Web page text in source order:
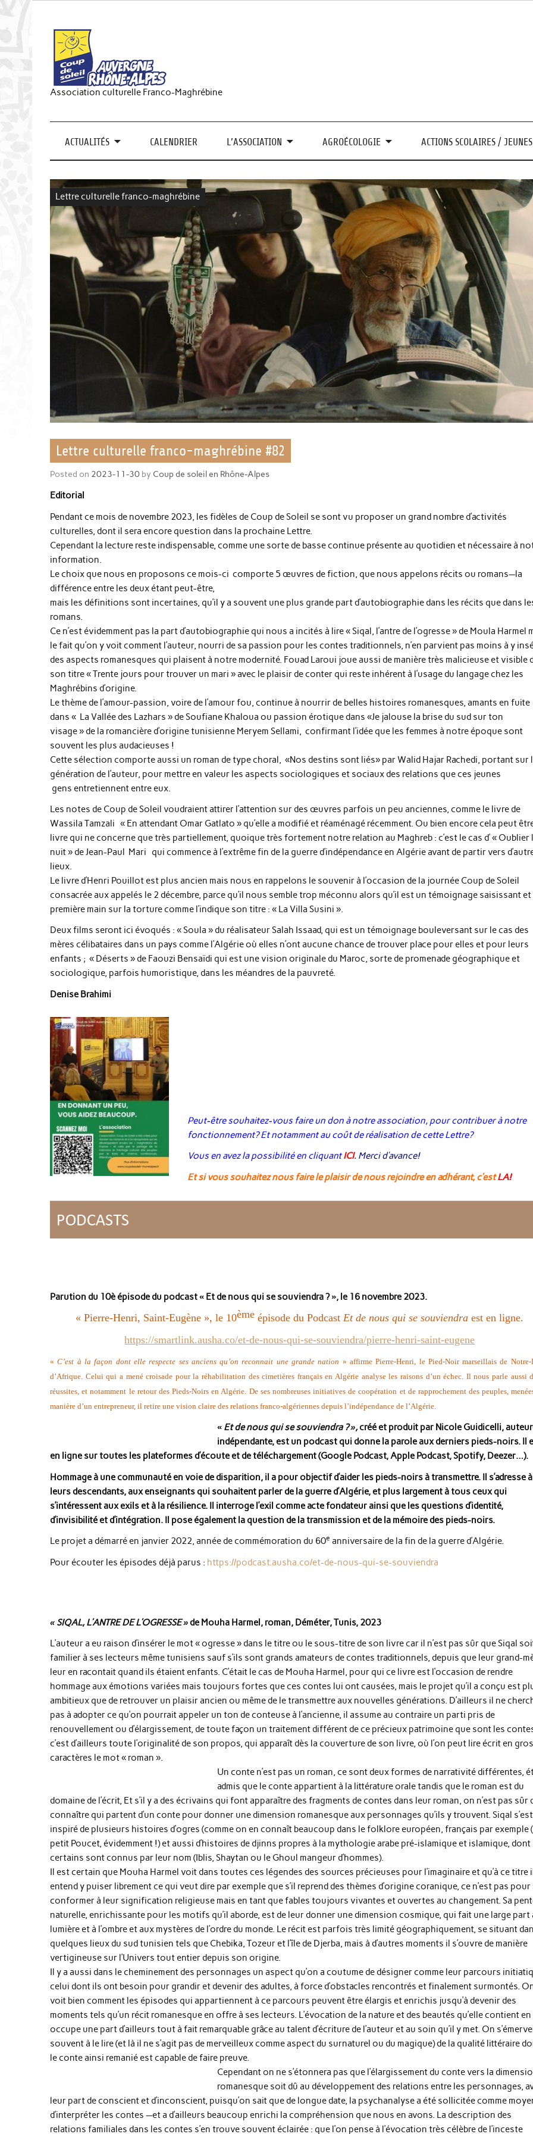
Association culturelle Franco-Maghrébine
ACTUALITÉS CALENDRIER L’ASSOCIATION AGROÉCOLOGIE ACTIONS SCOLAIRES / JEUNES
Lettre culturelle franco-maghrébine
Lettre culturelle franco-maghrébine #82
Posted on 2023-11-30 by Coup de soleil en Rhône-Alpes
Editorial
Pendant ce mois de novembre 2023, les fidèles de Coup de Soleil se sont vu proposer un grand nombre d’activités
culturelles, dont il sera encore question dans la prochaine Lettre.
Cependant la lecture reste indispensable, comme une sorte de basse continue présente au quotidien et nécessaire à
information.
Le choix que nous en proposons ce mois-ci comporte 5 œuvres de fiction, que nous appelons récits ou romans—la
différence entre les deux étant peut-être,
mais les définitions sont incertaines, qu’il y a souvent une plus grande part d’autobiographie dans les récits que dans
romans.
Ce n’est évidemment pas la part d’autobiographie qui nous a incités à lire « Siqal, l’antre de l’ogresse » de Moula Harmel
le fait qu’on y voit comment l’auteur, nourri de sa passion pour les contes traditionnels, n’en parvient pas moins à y
des aspects romanesques qui plaisent à notre modernité. Fouad Laroui joue aussi de manière très malicieuse et visible
son titre « Trente jours pour trouver un mari » avec le plaisir de conter qui reste inhérent à l’usage du langage chez les
Maghrébins d’origine.
Le thème de l’amour-passion, voire de l’amour fou, continue à nourrir de belles histoires romanesques, amants en fuite
dans « La Vallée des Lazhars » de Soufiane Khaloua ou passion érotique dans «Je jalouse la brise du sud sur ton
visage » de la romancière d’origine tunisienne Meryem Sellami, confirmant l’idée que les femmes à notre époque sont
souvent les plus audacieuses !
Cette sélection comporte aussi un roman de type choral, «Nos destins sont liés» par Walid Hajar Rachedi, portant sur
génération de l’auteur, pour mettre en valeur les aspects sociologiques et sociaux des relations que ces jeunes
gens entretiennent entre eux.
Les notes de Coup de Soleil voudraient attirer l’attention sur des œuvres parfois un peu anciennes, comme le livre de
Wassila Tamzali « En attendant Omar Gatlato » qu’elle a modifié et réaménagé récemment. Ou bien encore cela peut
livre qui ne concerne que très partiellement, quoique très fortement notre relation au Maghreb : c’est le cas d’ « Oublier
nuit » de Jean-Paul Mari qui commence à l’extrême fin de la guerre d’indépendance en Algérie avant de partir vers
lieux.
Le livre d’Henri Pouillot est plus ancien mais nous en rappelons le souvenir à l’occasion de la journée Coup de Soleil
consacrée aux appelés le 2 décembre, parce qu’il nous semble trop méconnu alors qu’il est un témoignage saisissant et
première main sur la torture comme l’indique son titre : « La Villa Susini ».
Deux films seront ici évoqués : « Soula » du réalisateur Salah Issaad, qui est un témoignage bouleversant sur le cas des
mères célibataires dans un pays comme l’Algérie où elles n’ont aucune chance de trouver place pour elles et pour leurs
enfants ; « Déserts » de Faouzi Bensaïdi qui est une vision originale du Maroc, sorte de promenade géographique et
sociologique, parfois humoristique, dans les méandres de la pauvreté.
Denise Brahimi
Peut-être souhaitez-vous faire un don à notre association, pour contribuer à notre
fonctionnement? Et notamment au coût de réalisation de cette Lettre?
Vous en avez la possibilité en cliquant ICI. Merci d’avance!
Et si vous souhaitez nous faire le plaisir de nous rejoindre en adhérant, c’estLA!
Parution du 10è épisode du podcast « Et de nous qui se souviendra ? », le 16 novembre 2023.
« Pierre-Henri, Saint-Eugène », le 10ème épisode du PodcastEt de nous qui se souviendra est en ligne.
https://smartlink.ausha.co/et-de-nous-qui-se-souviendra/pierre-henri-saint-eugene
«C’est à la façon dont elle respecte ses anciens qu’on reconnait une grande nation » affirme Pierre-Henri, le Pied-Noir marseillais de Notre-
d’Afrique. Celui qui a mené croisade pour la réhabilitation des cimetières français en Algérie analyse les raisons d’un échec. Il nous parle aussi
réussites, et notamment le retour des Pieds-Noirs en Algérie. De ses nombreuses initiatives de coopération et de rapprochement des peuples,
manière d’un entrepreneur, il retire une vision claire des relations franco-algériennes depuis l’indépendance de l’Algérie.
« Et de nous qui se souviendra ? »,créé et produit par Nicole Guidicelli,
indépendante, est un podcast qui donne la parole aux derniers pieds-noirs. Il
en ligne sur toutes les plateformes d’écoute et de téléchargement (Google Podcast, Apple Podcast, Spotify, Deezer…).
Hommage à une communauté en voie de disparition, il a pour objectif d’aider les pieds-noirs à transmettre. Il s’adresse à
leurs descendants, aux enseignants qui souhaitent parler de la guerre d’Algérie, et plus largement à tous ceux qui
s’intéressent aux exils et à la résilience. Il interroge l’exil comme acte fondateur ainsi que les questions d’identité,
d’invisibilité et d’intégration. Il pose également la question de la transmission et de la mémoire des pieds-noirs.
Le projet a démarré en janvier 2022, année de commémoration du 60e anniversaire de la fin de la guerre d’Algérie.
Pour écouter les épisodes déjà parus : https://podcast.ausha.co/et-de-nous-qui-se-souviendra
« SIQAL, L’ANTRE DE L’OGRESSE »de Mouha Harmel, roman, Déméter, Tunis, 2023
L’auteur a eu raison d’insérer le mot « ogresse » dans le titre ou le sous-titre de son livre car il n’est pas sûr que Siqal
familier à ses lecteurs même tunisiens sauf s’ils sont grands amateurs de contes traditionnels, depuis que leur grand-
leur en racontait quand ils étaient enfants. C’était le cas de Mouha Harmel, pour qui ce livre est l‘occasion de rendre
hommage aux émotions variées mais toujours fortes que ces contes lui ont causées, mais le projet qu’il a conçu est
ambitieux que de retrouver un plaisir ancien ou même de le transmettre aux nouvelles générations. D’ailleurs il ne
pas à adopter ce qu’on pourrait appeler un ton de conteuse à l’ancienne, il assume au contraire un parti pris de
renouvellement ou d’élargissement, de toute façon un traitement différent de ce précieux patrimoine que sont les
c’est d’ailleurs toute l’originalité de son propos, qui apparaît dès la couverture de son livre, où l’on peut lire écrit en gros
caractères le mot « roman ».
Un conte n’est pas un roman, ce sont deux formes de narrativité différentes,
admis que le conte appartient à la littérature orale tandis que le roman est du
domaine de l’écrit, Et s’il y a des écrivains qui font apparaître des fragments de contes dans leur roman, on n’est pas sûr
connaître qui partent d’un conte pour donner une dimension romanesque aux personnages qu’ils y trouvent. Siqal s’est
inspiré de plusieurs histoires d’ogres (comme on en connaît beaucoup dans le folklore européen, français par exemple
petit Poucet, évidemment !) et aussi d’histoires de djinns propres à la mythologie arabe pré-islamique et islamique, dont
certains sont connus par leur nom (Iblis, Shaytan ou le Ghoul mangeur d’hommes).
Il est certain que Mouha Harmel voit dans toutes ces légendes des sources précieuses pour l’imaginaire et qu’à ce titre
entend y puiser librement ce qui veut dire par exemple que s’il reprend des thèmes d’origine coranique, ce n’est pas pour
conformer à leur signification religieuse mais en tant que fables toujours vivantes et ouvertes au changement. Sa
naturelle, enrichissante pour les motifs qu’il aborde, est de leur donner une dimension cosmique, qui fait une large part
lumière et à l’ombre et aux mystères de l’ordre du monde. Le récit est parfois très limité géographiquement, se situant
quelques lieux du sud tunisien tels que Chebika, Tozeur et l’île de Djerba, mais à d’autres moments il s’ouvre de manière
vertigineuse sur l’Univers tout entier depuis son origine.
Il y a aussi dans le cheminement des personnages un aspect qu’on a coutume de désigner comme leur parcours
celui dont ils ont besoin pour grandir et devenir des adultes, à force d’obstacles rencontrés et finalement surmontés.
voit bien comment les épisodes qui appartiennent à ce parcours peuvent être élargis et enrichis jusqu’à devenir des
moments tels qu’un récit romanesque en offre à ses lecteurs. L’évocation de la nature et des beautés qu’elle contient en
occupe une part d’ailleurs tout à fait remarquable grâce au talent d’écriture de l’auteur et au soin qu’il y met. On
souvent à le lire (et là il ne s’agit pas de merveilleux comme aspect du surnaturel ou du magique) de la qualité littéraire
le conte ainsi remanié est capable de faire preuve.
Cependant on ne s’étonnera pas que l’élargissement du conte vers la
romanesque soit dû au développement des relations entre les personnages,
leur part de conscient et d’inconscient, puisqu’on sait que de longue date, la psychanalyse a été sollicitée comme
d’interpréter les contes —et a d’ailleurs beaucoup enrichi la compréhension que nous en avons. La description des
relations familiales dans les contes s’en trouve souvent éclairée : que l’on pense à l’évocation très célèbre de l’inceste